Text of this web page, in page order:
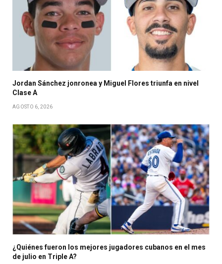
Jordan Sánchez jonronea y Miguel Flores triunfa en nivel
Clase A
AGOSTO 6, 2026
¿Quiénes fueron los mejores jugadores cubanos en el mes
de julio en Triple A?